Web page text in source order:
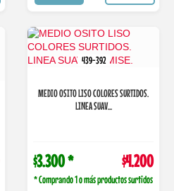
439-392
MEDIO OSITO LISO COLORES SURTIDOS.
LINEA SUAV...
$3.300 * $4.200
* Comprando 1 o más productos surtidos